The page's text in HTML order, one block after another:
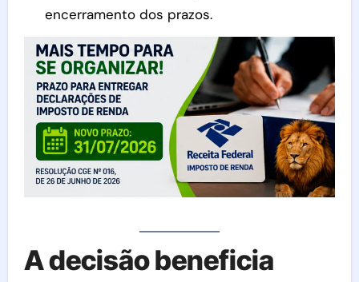
encerramento dos prazos.
A decisão beneficia